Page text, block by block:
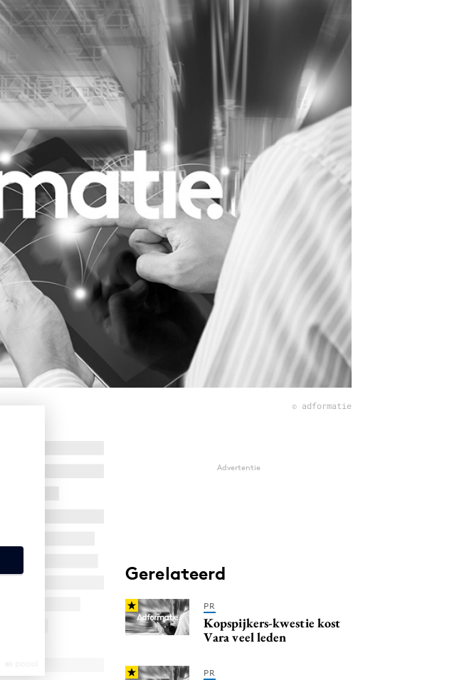
Purpose Marketing
Reputatie & crisis
© adformatie
Advertentie
Gerelateerd
PR
Kopspijkers-kwestie kost
Vara veel leden
PR